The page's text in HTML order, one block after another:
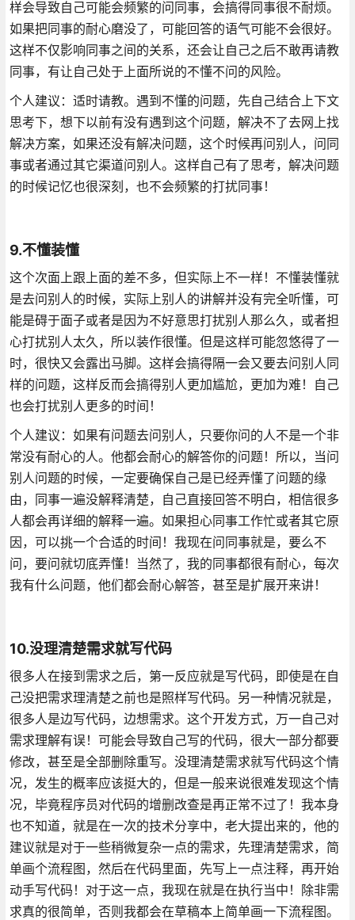
样会导致自己可能会频繁的问同事，会搞得同事很不耐烦。
如果把同事的耐心磨没了，可能回答的语气可能不会很好。
这样不仅影响同事之间的关系，还会让自己之后不敢再请教
同事，有让自己处于上面所说的不懂不问的风险。
个人建议：适时请教。遇到不懂的问题，先自己结合上下文
思考下，想下以前有没有遇到这个问题，解决不了去网上找
解决方案，如果还没有解决问题，这个时候再问别人，问同
事或者通过其它渠道问别人。这样自己有了思考，解决问题
的时候记忆也很深刻，也不会频繁的打扰同事！
9.不懂装懂
这个次面上跟上面的差不多，但实际上不一样！不懂装懂就
是去问别人的时候，实际上别人的讲解并没有完全听懂，可
能是碍于面子或者是因为不好意思打扰别人那么久，或者担
心打扰别人太久，所以装作很懂。但是这样可能忽悠得了一
时，很快又会露出马脚。这样会搞得隔一会又要去问别人同
样的问题，这样反而会搞得别人更加尴尬，更加为难！自己
也会打扰别人更多的时间！
个人建议：如果有问题去问别人，只要你问的人不是一个非
常没有耐心的人。他都会耐心的解答你的问题！所以，当问
别人问题的时候，一定要确保自己是已经弄懂了问题的缘
由，同事一遍没解释清楚，自己直接回答不明白，相信很多
人都会再详细的解释一遍。如果担心同事工作忙或者其它原
因，可以挑一个合适的时间！我现在问同事就是，要么不
问，要问就切底弄懂！当然了，我的同事都很有耐心，每次
我有什么问题，他们都会耐心解答，甚至是扩展开来讲！
10.没理清楚需求就写代码
很多人在接到需求之后，第一反应就是写代码，即使是在自
己没把需求理清楚之前也是照样写代码。另一种情况就是，
很多人是边写代码，边想需求。这个开发方式，万一自己对
需求理解有误！可能会导致自己写的代码，很大一部分都要
修改，甚至是全部删除重写。没理清楚需求就写代码这个情
况，发生的概率应该挺大的，但是一般来说很难发现这个情
况，毕竟程序员对代码的增删改查是再正常不过了！我本身
也不知道，就是在一次的技术分享中，老大提出来的，他的
建议就是对于一些稍微复杂一点的需求，先理清楚需求，简
单画个流程图，然后在代码里面，先写上一点注释，再开始
动手写代码！对于这一点，我现在就是在执行当中！除非需
求真的很简单，否则我都会在草稿本上简单画一下流程图。